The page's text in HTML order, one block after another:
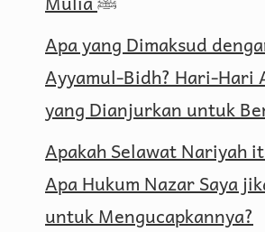
Apa yang Dimaksud
Ayyamul-Bidh? Hari-Hari
yang Dianjurkan untuk
Apakah Selawat Nariyah
Apa Hukum Nazar Saya
untuk Mengucapkannya?